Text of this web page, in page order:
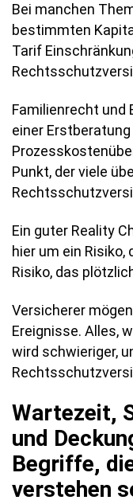
Bei manchen
bestimmten
Tarif
Familienrecht und
einer
Punkt, der viele
Ein guter Reality
hier um ein Risiko,
Risiko, das
Versicherer
Ereignisse. Alles,
wird schwieriger,
Wartezeit,
und
Begriffe,
verstehen